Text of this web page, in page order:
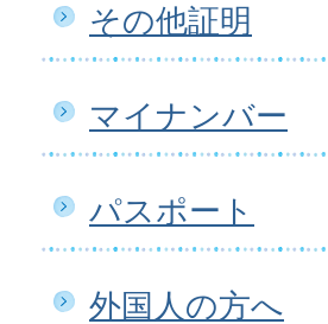
その他証明
マイナンバー
パスポート
外国人の方へ